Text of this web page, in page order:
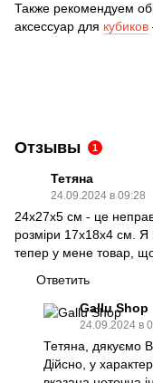
Также рекомендуем
аксессуар для кубиков
Отзывы 1
Тетяна
24.09.2024 в 09:28
24х27х5 см - це
розміри 17x18x4 см. Я
тепер у мене товар,
Ответить
Gallu Shop
24.09.2024 в
Тетяна, дякуємо
Дійсно, у